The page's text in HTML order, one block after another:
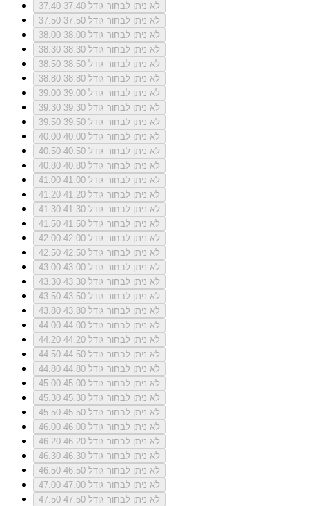
37.40
לא ניתן לבחור גודל 37.40
37.50
לא ניתן לבחור גודל 37.50
38.00
לא ניתן לבחור גודל 38.00
38.30
לא ניתן לבחור גודל 38.30
38.50
לא ניתן לבחור גודל 38.50
38.80
לא ניתן לבחור גודל 38.80
39.00
לא ניתן לבחור גודל 39.00
39.30
לא ניתן לבחור גודל 39.30
39.50
לא ניתן לבחור גודל 39.50
40.00
לא ניתן לבחור גודל 40.00
40.50
לא ניתן לבחור גודל 40.50
40.80
לא ניתן לבחור גודל 40.80
41.00
לא ניתן לבחור גודל 41.00
41.20
לא ניתן לבחור גודל 41.20
41.30
לא ניתן לבחור גודל 41.30
41.50
לא ניתן לבחור גודל 41.50
42.00
לא ניתן לבחור גודל 42.00
42.50
לא ניתן לבחור גודל 42.50
43.00
לא ניתן לבחור גודל 43.00
43.30
לא ניתן לבחור גודל 43.30
43.50
לא ניתן לבחור גודל 43.50
43.80
לא ניתן לבחור גודל 43.80
44.00
לא ניתן לבחור גודל 44.00
44.20
לא ניתן לבחור גודל 44.20
44.50
לא ניתן לבחור גודל 44.50
44.80
לא ניתן לבחור גודל 44.80
45.00
לא ניתן לבחור גודל 45.00
45.30
לא ניתן לבחור גודל 45.30
45.50
לא ניתן לבחור גודל 45.50
46.00
לא ניתן לבחור גודל 46.00
46.20
לא ניתן לבחור גודל 46.20
46.30
לא ניתן לבחור גודל 46.30
46.50
לא ניתן לבחור גודל 46.50
47.00
לא ניתן לבחור גודל 47.00
47.50
לא ניתן לבחור גודל 47.50